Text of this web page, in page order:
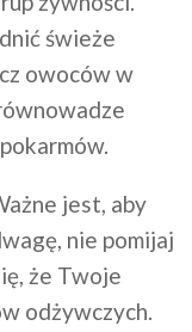
świeże
owoców w
jest, aby
nie pomijaj
że Twoje
odżywczych.